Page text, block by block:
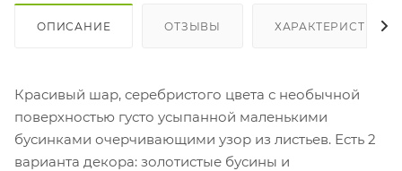
ОПИСАНИЕ ОТЗЫВЫ ХАРАКТЕРИСТИКИ
Красивый шар, серебристого цвета с необычной
поверхностью густо усыпанной маленькими
бусинками очерчивающими узор из листьев. Есть 2
варианта декора: золотистые бусины и